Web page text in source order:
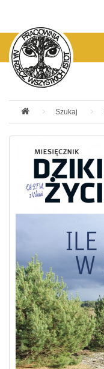
Kategorie
Szukaj